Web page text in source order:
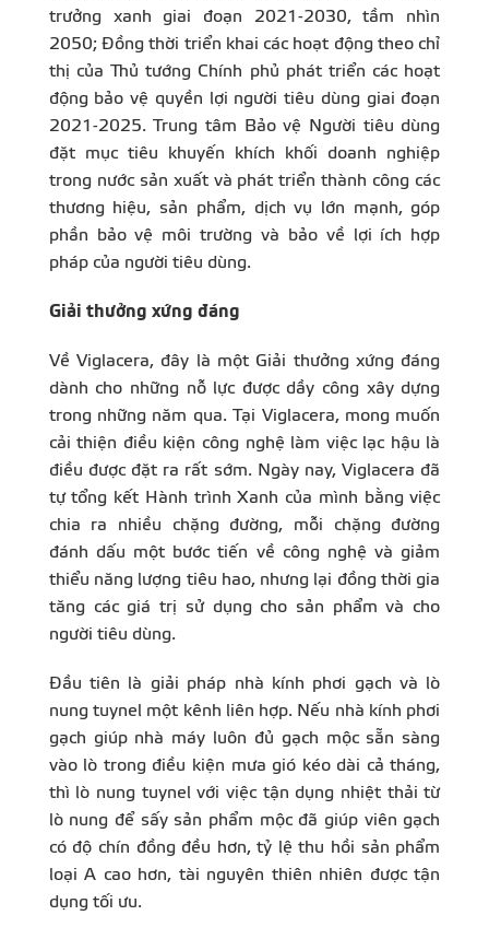
trưởng xanh giai đoạn 2021-2030, tầm nhìn
2050; Đồng thời triển khai các hoạt động theo chỉ
thị của Thủ tướng Chính phủ phát triển các hoạt
động bảo vệ quyền lợi người tiêu dùng giai đoạn
2021-2025. Trung tâm Bảo vệ Người tiêu dùng
đặt mục tiêu khuyến khích khối doanh nghiệp
trong nước sản xuất và phát triển thành công các
thương hiệu, sản phẩm, dịch vụ lớn mạnh, góp
phần bảo vệ môi trường và bảo về lợi ích hợp
pháp của người tiêu dùng.
Giải thưởng xứng đáng
Về Viglacera, đây là một Giải thưởng xứng đáng
dành cho những nỗ lực được dầy công xây dựng
trong những năm qua. Tại Viglacera, mong muốn
cải thiện điều kiện công nghệ làm việc lạc hậu là
điều được đặt ra rất sớm. Ngày nay, Viglacera đã
tự tổng kết Hành trình Xanh của mình bằng việc
chia ra nhiều chặng đường, mỗi chặng đường
đánh dấu một bước tiến về công nghệ và giảm
thiểu năng lượng tiêu hao, nhưng lại đồng thời gia
tăng các giá trị sử dụng cho sản phẩm và cho
người tiêu dùng.
Đầu tiên là giải pháp nhà kính phơi gạch và lò
nung tuynel một kênh liên hợp. Nếu nhà kính phơi
gạch giúp nhà máy luôn đủ gạch mộc sẵn sàng
vào lò trong điều kiện mưa gió kéo dài cả tháng,
thì lò nung tuynel với việc tận dụng nhiệt thải từ
lò nung để sấy sản phẩm mộc đã giúp viên gạch
có độ chín đồng đều hơn, tỷ lệ thu hồi sản phẩm
loại A cao hơn, tài nguyên thiên nhiên được tận
dụng tối ưu.